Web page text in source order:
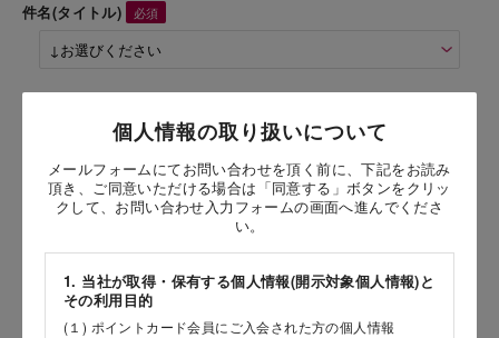
個人情報の取り扱いについて
メールフォームにてお問い合わせを頂く前に、下記をお読み
頂き、ご同意いただける場合は「同意する」ボタンをクリッ
クして、お問い合わせ入力フォームの画面へ進んでくださ
い。
1. 当社が取得・保有する個人情報(開示対象個人情報)と
その利用目的
(１) ポイントカード会員にご入会された方の個人情報
件名(タイトル)
お問い合わせ時氏名
［姓］
［名］
（全角で入力してください）